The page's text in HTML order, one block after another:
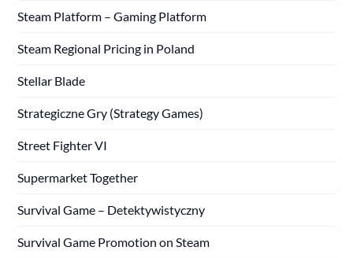
Steam Platform – Gaming Platform
Steam Regional Pricing in Poland
Stellar Blade
Strategiczne Gry (Strategy Games)
Street Fighter VI
Supermarket Together
Survival Game – Detektywistyczny
Survival Game Promotion on Steam